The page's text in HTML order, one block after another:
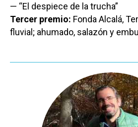
— “El despiece de la trucha”
Tercer premio: Fonda Alcalá,
fluvial; ahumado, salazón y